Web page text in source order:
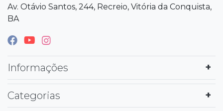
Av. Otávio Santos, 244, Recreio, Vitória da Conquista,
BA
Informações
Categorias